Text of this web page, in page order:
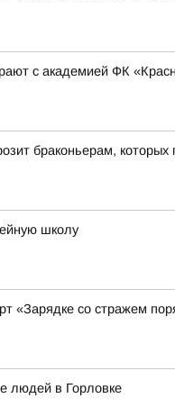
с академией ФК
браконьерам,
школу
«Зарядке со стражем
людей в Горловке